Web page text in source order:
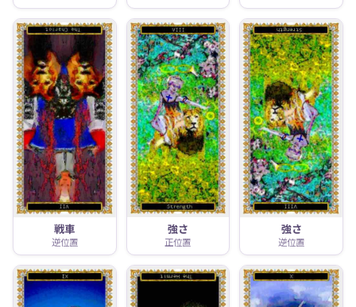
戦車
逆位置
強さ
正位置
強さ
逆位置